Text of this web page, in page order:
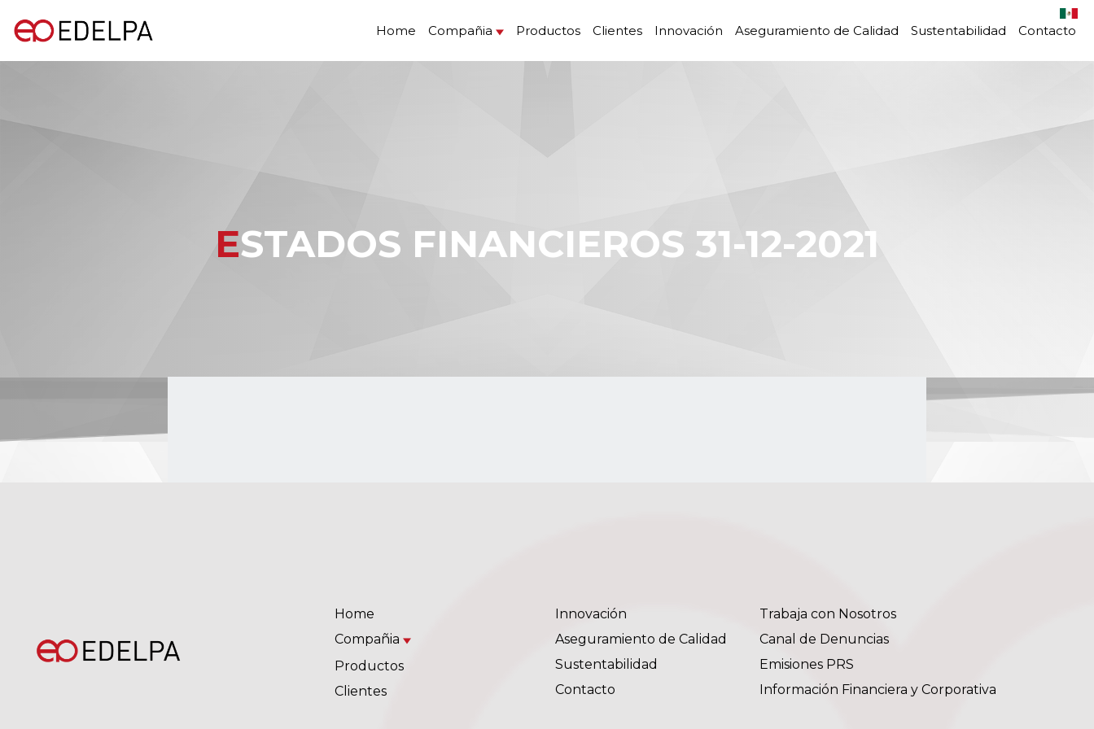
Home Compañia Productos Clientes Innovación Aseguramiento de Calidad Sustentabilidad Contacto
ESTADOS FINANCIEROS 31-12-2021
Home
Compañia
Productos
Clientes
Innovación
Aseguramiento de Calidad
Sustentabilidad
Contacto
Trabaja con Nosotros
Canal de Denuncias
Emisiones PRS
Información Financiera y Corporativa